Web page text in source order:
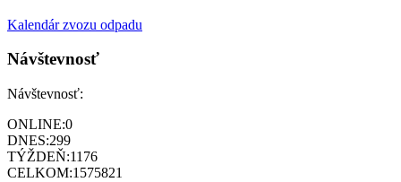
Kalendár zvozu odpadu
Návštevnosť
Návštevnosť:
ONLINE:0
DNES:299
TÝŽDEŇ:1176
CELKOM:1575821